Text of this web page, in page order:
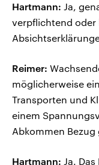
Hartmann: Ja,
verpflichtend oder
Reimer:
möglicherweise
Transporten und
einem
Abkommen Bezug
Hartmann: Ja.